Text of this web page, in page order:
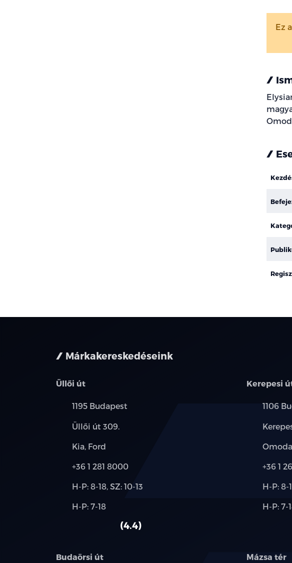
Ez
Márkakereskedéseink
Üllői út
Település:
1195 Budapest
Cím:
Üllői út 309.
Márkák:
Kia, Ford
Telefon:
+36 1 281 8000
Új-
használt
H-P: 8-18, SZ: 10-13
Alkatrész,
H-P: 7-18
4.4
Kerepesi
1106
Cím:
Márkák:
Telefon:
+36 1
Új-
H-P: 8-
H-P: 7-
Budaörsi út Mázsa tér